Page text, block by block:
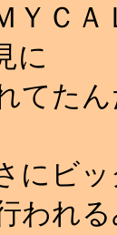
ＹＣ
に
てた
にビ
われ